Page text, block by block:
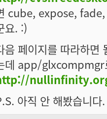
cube, expose,
요. :)
음 페이지를 따라하
데 app/glxcompmgr
아직 안 해봤습니다.